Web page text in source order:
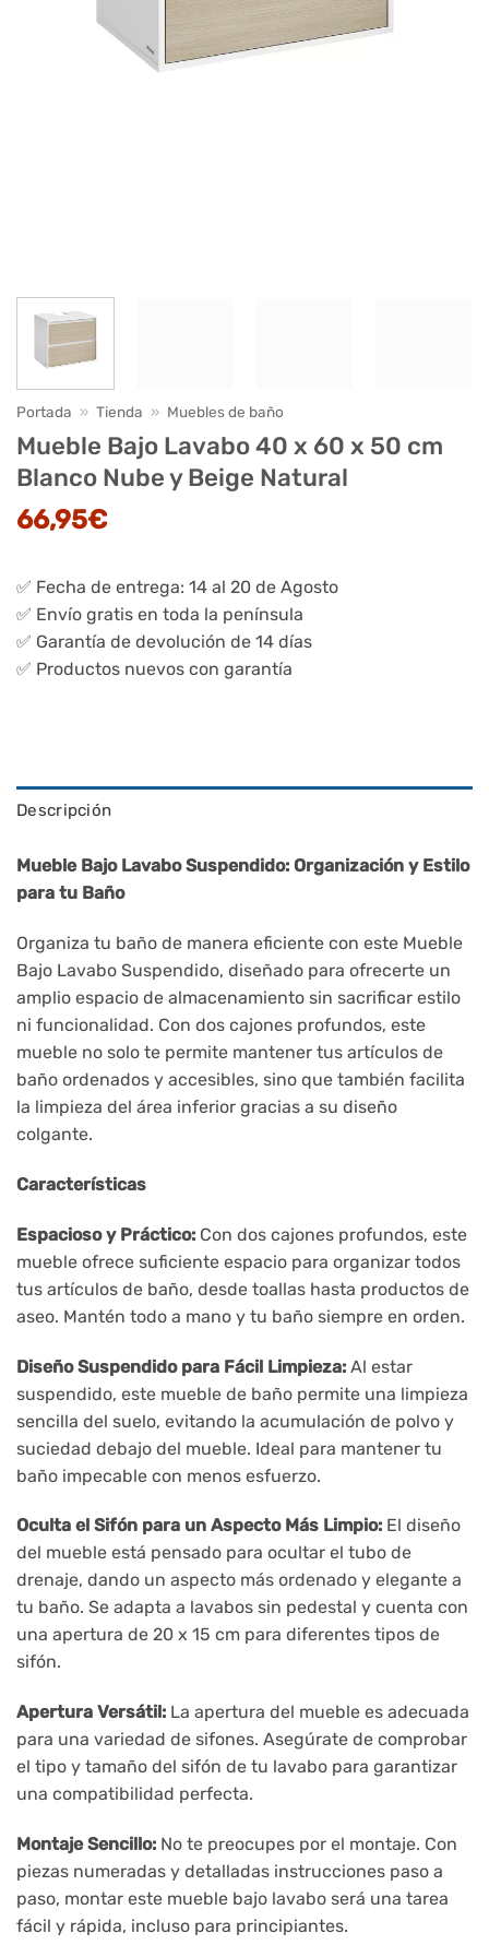
Portada » Tienda » Muebles de baño
Mueble Bajo Lavabo 40 x 60 x 50 cm
Blanco Nube y Beige Natural
66,95€
✅ Fecha de entrega: 14 al 20 de Agosto
✅ Envío gratis en toda la península
✅ Garantía de devolución de 14 días
✅ Productos nuevos con garantía
Descripción
Mueble Bajo Lavabo Suspendido: Organización y Estilo
para tu Baño
Organiza tu baño de manera eficiente con este Mueble
Bajo Lavabo Suspendido, diseñado para ofrecerte un
amplio espacio de almacenamiento sin sacrificar estilo
ni funcionalidad. Con dos cajones profundos, este
mueble no solo te permite mantener tus artículos de
baño ordenados y accesibles, sino que también facilita
la limpieza del área inferior gracias a su diseño
colgante.
Características
Espacioso y Práctico: Con dos cajones profundos, este
mueble ofrece suficiente espacio para organizar todos
tus artículos de baño, desde toallas hasta productos de
aseo. Mantén todo a mano y tu baño siempre en orden.
Diseño Suspendido para Fácil Limpieza: Al estar
suspendido, este mueble de baño permite una limpieza
sencilla del suelo, evitando la acumulación de polvo y
suciedad debajo del mueble. Ideal para mantener tu
baño impecable con menos esfuerzo.
Oculta el Sifón para un Aspecto Más Limpio: El diseño
del mueble está pensado para ocultar el tubo de
drenaje, dando un aspecto más ordenado y elegante a
tu baño. Se adapta a lavabos sin pedestal y cuenta con
una apertura de 20 x 15 cm para diferentes tipos de
sifón.
Apertura Versátil: La apertura del mueble es adecuada
para una variedad de sifones. Asegúrate de comprobar
el tipo y tamaño del sifón de tu lavabo para garantizar
una compatibilidad perfecta.
Montaje Sencillo: No te preocupes por el montaje. Con
piezas numeradas y detalladas instrucciones paso a
paso, montar este mueble bajo lavabo será una tarea
fácil y rápida, incluso para principiantes.